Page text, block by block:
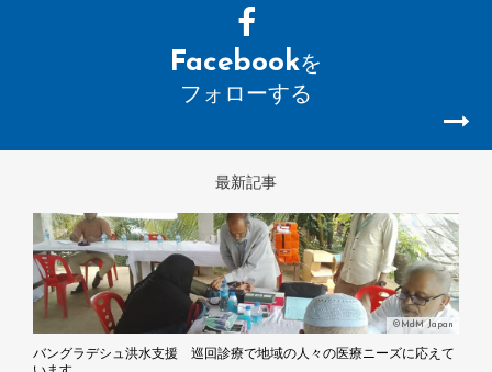
Facebookを
フォローする
最新記事
©MdM Japan
バングラデシュ洪水支援 巡回診療で地域の人々の医療ニーズに応えて